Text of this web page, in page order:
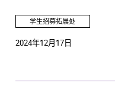
非牟利的小型剧团，旨
艺制作人和剧作家将会分
学生招募拓展处
2024年12月17日